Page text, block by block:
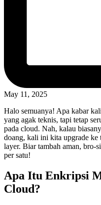
May 11, 2025
Halo semuanya! Apa kabar
yang agak teknis, tapi tetap
pada cloud. Nah, kalau
doang, kali ini kita upgrade
layer. Biar tambah aman, bro-
per satu!
Apa Itu Enkripsi
Cloud?